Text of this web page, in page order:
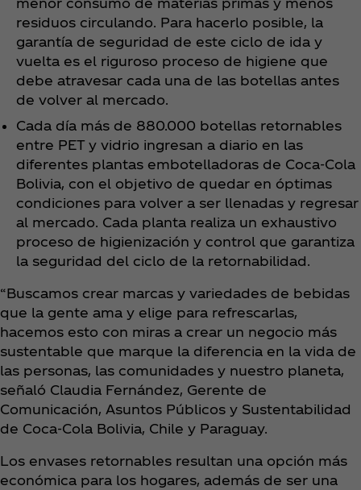
residuos circulando. Para hacerlo posible, la
garantía de seguridad de este ciclo de ida y
vuelta es el riguroso proceso de higiene que
debe atravesar cada una de las botellas antes
de volver al mercado.
Cada día más de 880.000 botellas retornables
entre PET y vidrio ingresan a diario en las
diferentes plantas embotelladoras de Coca‑Cola
Bolivia, con el objetivo de quedar en óptimas
condiciones para volver a ser llenadas y regresar
al mercado. Cada planta realiza un exhaustivo
proceso de higienización y control que garantiza
la seguridad del ciclo de la retornabilidad.
“Buscamos crear marcas y variedades de bebidas
que la gente ama y elige para refrescarlas,
hacemos esto con miras a crear un negocio más
sustentable que marque la diferencia en la vida de
las personas, las comunidades y nuestro planeta,
señaló Claudia Fernández, Gerente de
Comunicación, Asuntos Públicos y Sustentabilidad
de Coca‑Cola Bolivia, Chile y Paraguay.
Los envases retornables resultan una opción más
económica para los hogares, además de ser una